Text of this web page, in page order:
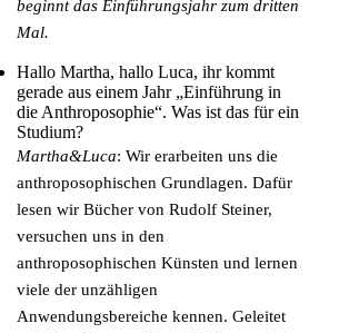
beginnt das Einführungsjahr zum dritten
Mal.
Hallo Martha, hallo Luca, ihr kommt
gerade aus einem Jahr „Einführung in
die Anthroposophie“. Was ist das für ein
Studium?
Martha&Luca: Wir erarbeiten uns die
anthroposophischen Grundlagen. Dafür
lesen wir Bücher von Rudolf Steiner,
versuchen uns in den
anthroposophischen Künsten und lernen
viele der unzähligen
Anwendungsbereiche kennen. Geleitet